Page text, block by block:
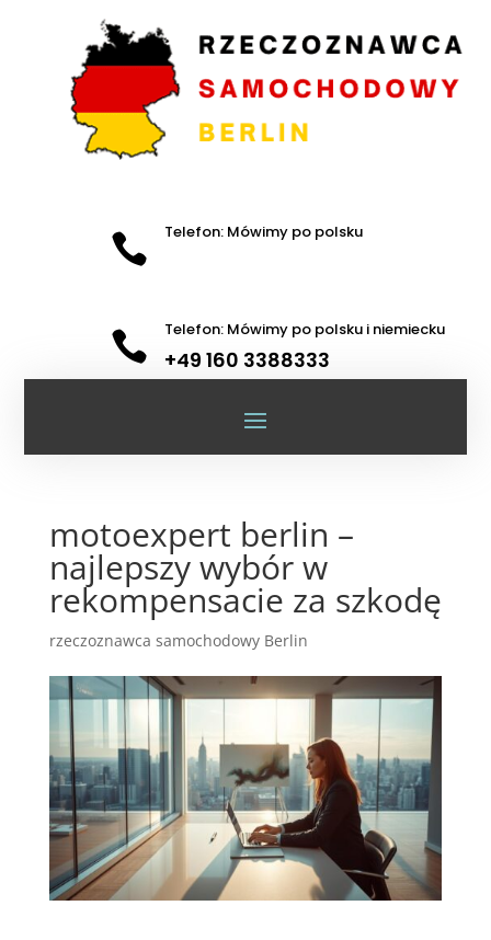
 Telefon: Mówimy po polsku
 Telefon: Mówimy po polsku i niemiecku
+49 160 3388333
motoexpert berlin –
najlepszy wybór w
rekompensacie za szkodę
rzeczoznawca samochodowy Berlin